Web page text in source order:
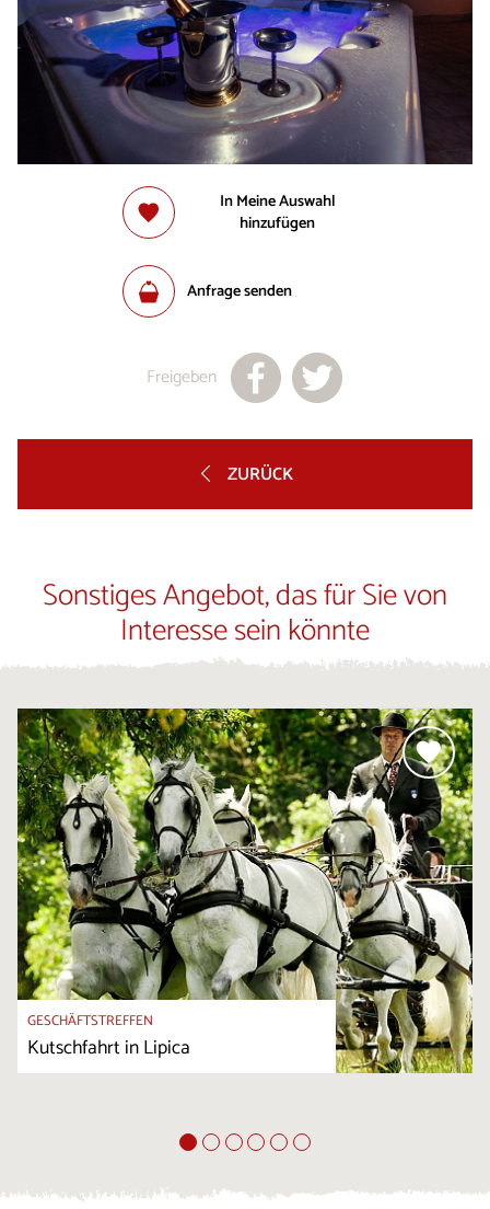
In Meine Auswahl
hinzufügen
Anfrage senden
Freigeben
ZURÜCK
Sonstiges Angebot, das für Sie von
Interesse sein könnte
GESCHÄFTSTREFFEN
Kutschfahrt in Lipica